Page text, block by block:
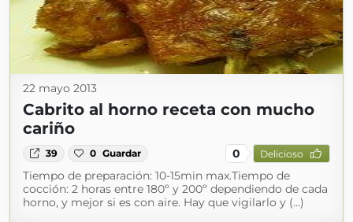
22 mayo 2013
Cabrito al horno receta con mucho
cariño
39 0 Guardar 0 Delicioso
Tiempo de preparación: 10-15min max.Tiempo de
cocción: 2 horas entre 180º y 200º dependiendo de cada
horno, y mejor si es con aire. Hay que vigilarlo y (...)